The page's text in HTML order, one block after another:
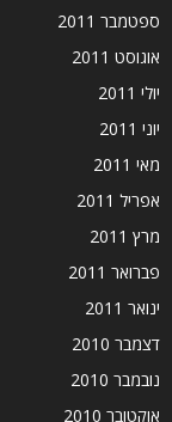
ספטמבר 2011
אוגוסט 2011
יולי 2011
יוני 2011
מאי 2011
אפריל 2011
מרץ 2011
פברואר 2011
ינואר 2011
דצמבר 2010
נובמבר 2010
אוקטובר 2010